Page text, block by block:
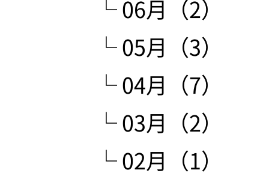
└ 06月（2）
└ 05月（3）
└ 04月（7）
└ 03月（2）
└ 02月（1）